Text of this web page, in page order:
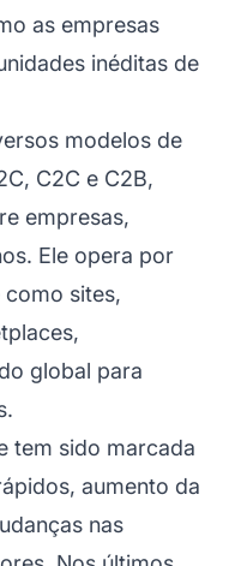
as empresas
inéditas de
modelos de
C2C e C2B,
empresas,
Ele opera por
sites,
global para
tem sido marcada
aumento da
nas